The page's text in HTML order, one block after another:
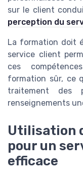
sur le client
perception du
La formation doit
service client
ces
formation sûr, ce
traitement des
renseignements
Utilisation
pour un
efficace